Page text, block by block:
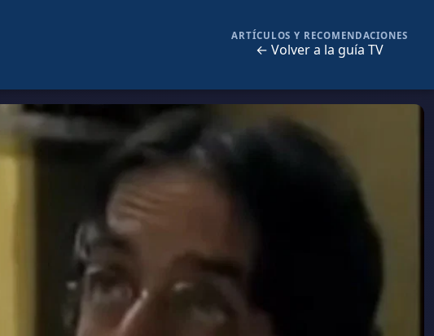
ARTÍCULOS Y RECOMENDACIONES
← Volver a la guía TV